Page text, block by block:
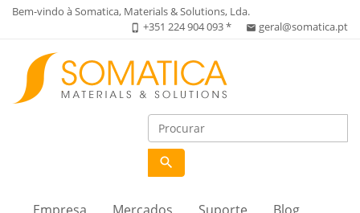
Bem-vindo à Somatica, Materials & Solutions, Lda.
phone_iphone +351 224 904 093 * email geral@somatica.pt
search